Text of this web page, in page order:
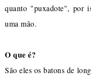
quanto "puxadote", por
uma mão.
O que é?
São eles os batons de